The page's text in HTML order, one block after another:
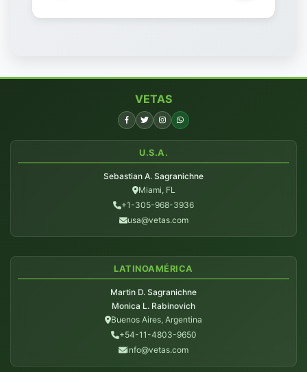
VETAS
U.S.A.
Sebastian A. Sagranichne
Miami, FL
+1-305-968-3936
usa@vetas.com
LATINOAMÉRICA
Martin D. Sagranichne
Monica L. Rabinovich
Buenos Aires, Argentina
+54-11-4803-9650
info@vetas.com